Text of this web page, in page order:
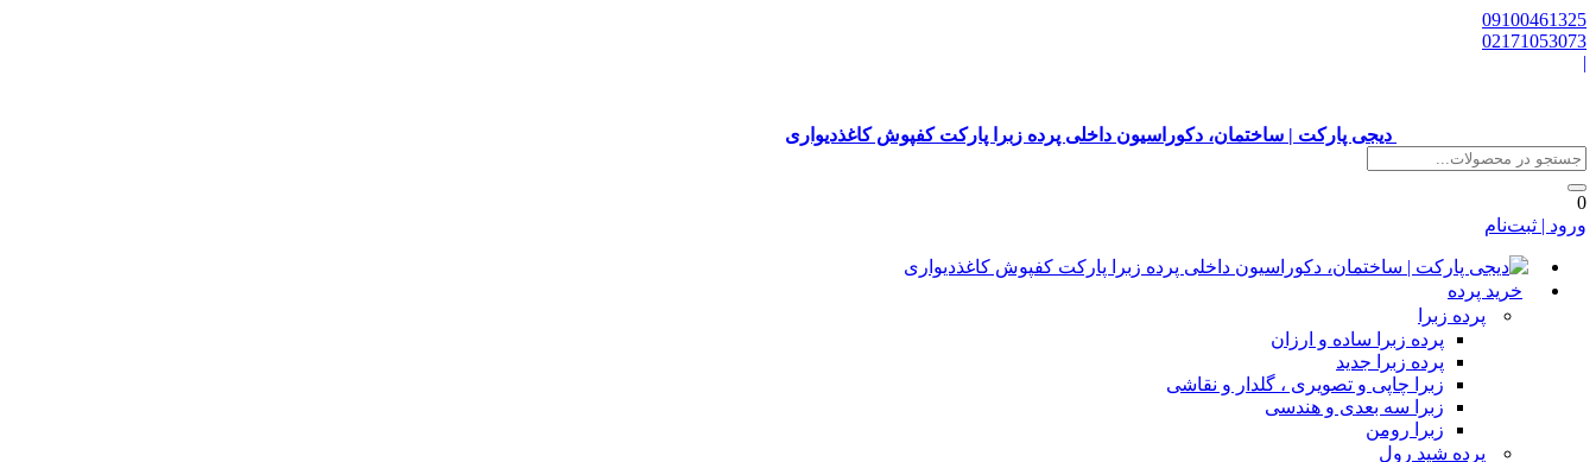
09100461325
02171053073
|
دیجی پارکت | ساختمان، دکوراسیون داخلی پرده زبرا پارکت کفپوش کاغذدیواری
0
ورود | ثبت‌نام
خرید پرده
پرده زبرا
پرده زبرا ساده و ارزان
پرده زبرا جدید
زبرا چاپی و تصویری ، گلدار و نقاشی
زبرا سه بعدی و هندسی
زبرا رومن
پرده شید رول